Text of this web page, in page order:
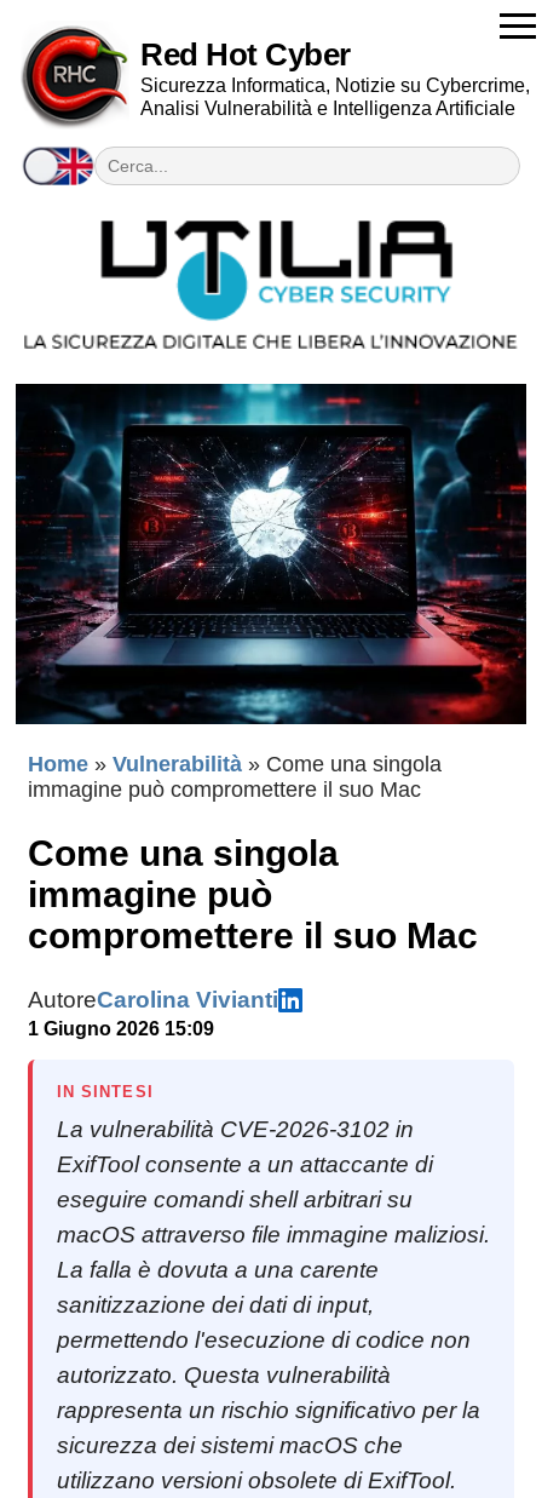
Red Hot Cyber
Sicurezza Informatica, Notizie su Cybercrime,
Analisi Vulnerabilità e Intelligenza Artificiale
Home » Vulnerabilità » Come una singola
immagine può compromettere il suo Mac
Come una singola
immagine può
compromettere il suo Mac
AutoreCarolina Vivianti
1 Giugno 2026 15:09
IN SINTESI
La vulnerabilità CVE-2026-3102 in
ExifTool consente a un attaccante di
eseguire comandi shell arbitrari su
macOS attraverso file immagine maliziosi.
La falla è dovuta a una carente
sanitizzazione dei dati di input,
permettendo l'esecuzione di codice non
autorizzato. Questa vulnerabilità
rappresenta un rischio significativo per la
sicurezza dei sistemi macOS che
utilizzano versioni obsolete di ExifTool.